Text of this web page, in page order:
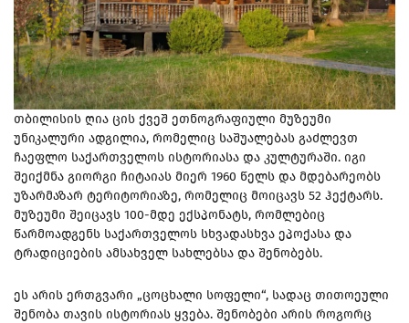
თბილისის ღია ცის ქვეშ ეთნოგრაფიული მუზეუმი
უნიკალური ადგილია, რომელიც საშუალებას გაძლევთ
ჩაეფლო საქართველოს ისტორიასა და კულტურაში. იგი
შეიქმნა გიორგი ჩიტაიას მიერ 1960 წელს და მდებარეობს
უზარმაზარ ტერიტორიაზე, რომელიც მოიცავს 52 ჰექტარს.
მუზეუმი შეიცავს 100-მდე ექსპონატს, რომლებიც
წარმოადგენს საქართველოს სხვადასხვა ეპოქასა და
ტრადიციების ამსახველ სახლებსა და შენობებს.
ეს არის ერთგვარი „ცოცხალი სოფელი“, სადაც თითოეული
შენობა თავის ისტორიას ყვება. შენობები არის როგორც